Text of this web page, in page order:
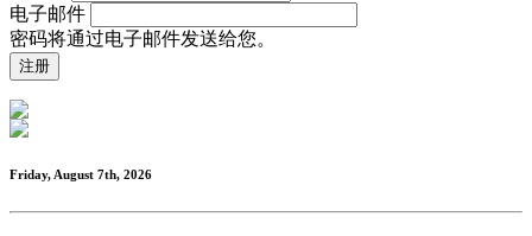
电子邮件
密码将通过电子邮件发送给您。
Friday, August 7th, 2026